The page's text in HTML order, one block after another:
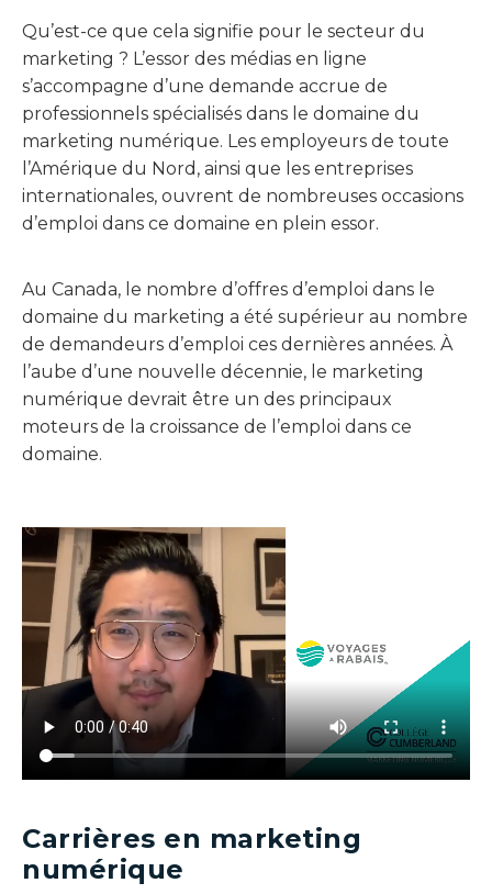
Qu’est-ce que cela signifie pour le secteur du
marketing ? L’essor des médias en ligne
s’accompagne d’une demande accrue de
professionnels spécialisés dans le domaine du
marketing numérique. Les employeurs de toute
l’Amérique du Nord, ainsi que les entreprises
internationales, ouvrent de nombreuses occasions
d’emploi dans ce domaine en plein essor.
Au Canada, le nombre d’offres d’emploi dans le
domaine du marketing a été supérieur au nombre
de demandeurs d’emploi ces dernières années. À
l’aube d’une nouvelle décennie, le marketing
numérique devrait être un des principaux
moteurs de la croissance de l’emploi dans ce
domaine.
Carrières en marketing
numérique